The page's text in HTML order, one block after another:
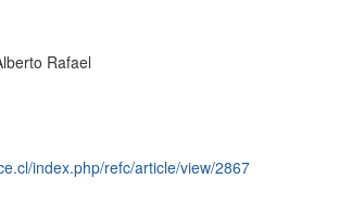
Rafael
index.php/refc/article/view/2867